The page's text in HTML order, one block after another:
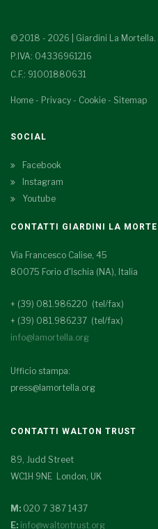
© 2018 - 2026 | Giardini La
P.IVA: 04336961216
C.F.: 91001880631
Home - Privacy - Cookie - Sitemap
SOCIAL
Facebook
Instagram
Youtube
CONTATTI GIARDINI LA
Via Francesco Calise, 45
80075 Forio d'Ischia (NA), Italia
+ (39) 081.986220 (tel/fax)
+ (39) 081.986237 (tel/fax)
info@lamortella.org
Ufficio stampa:
press@lamortella.org
CONTATTI WALTON TRUST
89, Judd Street
WC1H 9NE London, UK
M: 020 7 387 1437
E: info@waltontrust.org